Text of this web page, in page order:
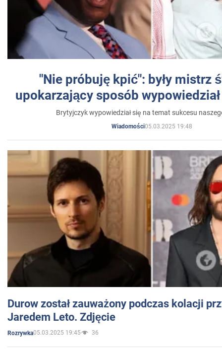
"Nie próbuję kpić": były mistrz
upokarzający sposób
Brytyjczyk wypowiedział się na temat sukcesu
Wiadomości05.03.2025 19:48
Durow został zauważony podczas kolacji
Jaredem Leto. Zdjęcie
Rozrywka05.03.2025 19:45 36